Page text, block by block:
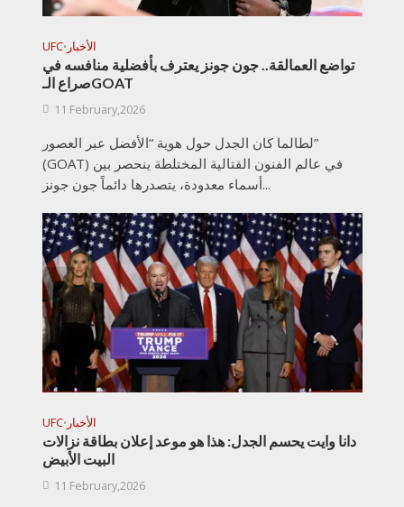
UFC• الأخبار
تواضع العمالقة.. جون جونز يعترف بأفضلية منافسه في
صراع الـGOAT
11 February,2026
لطالما كان الجدل حول هوية “الأفضل عبر العصور”
(GOAT) في عالم الفنون القتالية المختلطة ينحصر بين
أسماء معدودة، يتصدرها دائماً جون جونز...
UFC• الأخبار
دانا وايت يحسم الجدل: هذا هو موعد إعلان بطاقة نزالات
البيت الأبيض
11 February,2026